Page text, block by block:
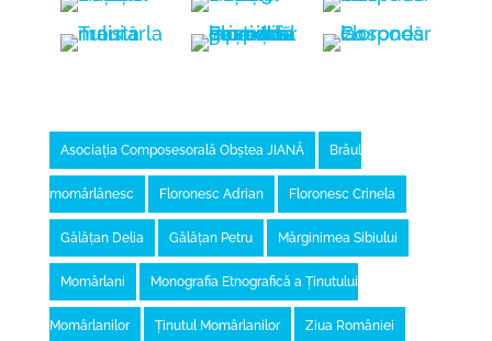
Asociația Composesorală Obștea JIANĂ Brâul
momârlănesc Floronesc Adrian Floronesc Crinela
Gălățan Delia Gălățan Petru Mărginimea Sibiului
Momârlani Monografia Etnografică a Ținutului
Momârlanilor Ținutul Momârlanilor Ziua României